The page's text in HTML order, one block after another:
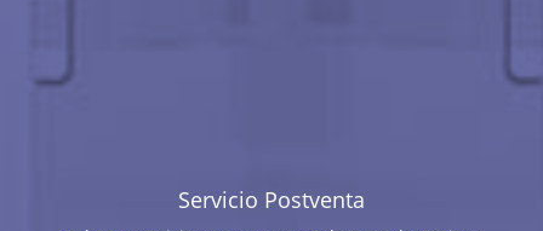
Servicio Postventa